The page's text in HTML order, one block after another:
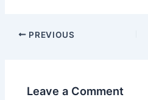
PREVIOUS
Leave a Comment